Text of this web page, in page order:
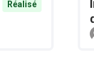
Réalisé